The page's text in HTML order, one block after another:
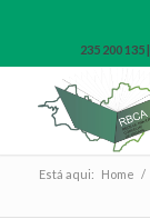
235 200 135 |
Está aqui: Home /